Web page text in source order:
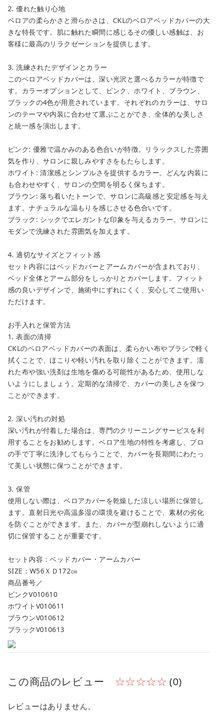
カートに追加しました。
2. 優れた触り心地
ベロアの柔らかさと滑らかさは、CKLのベロアベッドカバーの大
きな特長です。肌に触れた瞬間に感じるその優しい感触は、お
客様に最高のリラクゼーションを提供します。
3. 洗練されたデザインとカラー
このベロアベッドカバーは、深い光沢と選べるカラーが特徴で
す。カラーオプションとして、ピンク、ホワイト、ブラウン、
ブラックの4色が用意されています。それぞれのカラーは、サロ
ンのテーマや内装に合わせて選ぶことができ、全体的な美しさ
と統一感を演出します。
ピンク: 優雅で温かみのある色合いが特徴。リラックスした雰囲
気を作り、サロンに親しみやすさをもたらします。
ホワイト: 清潔感とシンプルさを提供するカラー。どんな内装に
も合わせやすく、サロンの空間を明るく保ちます。
ブラウン: 落ち着いたトーンで、サロンに高級感と安定感を与え
ます。ナチュラルな温もりを感じさせる色合いです。
ブラック: シックでエレガントな印象を与えるカラー。サロンに
モダンで洗練された雰囲気を加えます。
4. 適切なサイズとフィット感
セット内容にはベッドカバーとアームカバーが含まれており、
ベッド全体とアーム部分をしっかりとカバーします。フィット
感の良いデザインで、施術中にずれにくく、安心してご使用い
ただけます。
お手入れと保管方法
1. 表面の清掃
CKLのベロアベッドカバーの表面は、柔らかい布やブラシで軽く
拭くことで、ほこりや軽い汚れを取り除くことができます。濡
れた布や強い洗剤は生地を傷める可能性があるため、使用しな
いようにしましょう。定期的な清掃で、カバーの美しさを保つ
ことができます。
2. 深い汚れの対処
深い汚れが付着した場合は、専門のクリーニングサービスを利
用することをお勧めします。ベロア生地の特性を考慮し、プロ
の手で丁寧に洗浄してもらうことで、カバーを長期間にわたっ
て美しい状態に保つことができます。
3. 保管
使用しない際は、ベロアカバーを乾燥した涼しい場所に保管し
ます。直射日光や高温多湿の環境を避けることで、素材の劣化
を防ぐことができます。また、カバーが型崩れしないように適
切に保管することが重要です。
セット内容：ベッドカバー・アームカバー
SIZE：W56ＸＤ172㎝
商品番号／
ピンクV010610
ホワイトV010611
ブラウンV010612
ブラックV010613
この商品のレビュー ☆☆☆☆☆(0)
レビューはありません。